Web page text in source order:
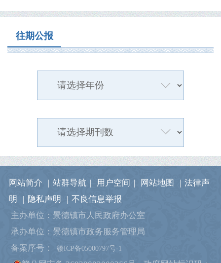
往期公报
网站简介 | 站群导航 | 用户空间 | 网站地图 | 法律声
明
| 隐私声明 | 不良信息举报
主办单位：景德镇市人民政府办公室
承办单位：景德镇市政务服务管理局
备案序号：
赣ICP备05000797号-1